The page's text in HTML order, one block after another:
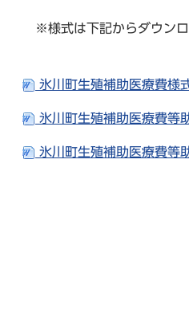
※様式は下記からダウンロ
氷川町生殖補助医療費様
氷川町生殖補助医療費
氷川町生殖補助医療費